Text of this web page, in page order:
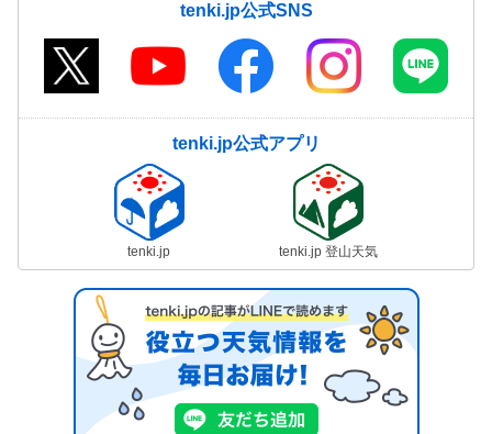
tenki.jp公式SNS
tenki.jp公式アプリ
tenki.jp tenki.jp 登山天気